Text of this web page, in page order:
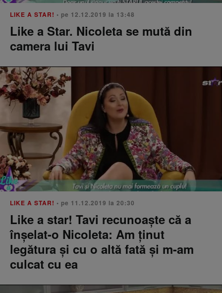
LIKE A STAR! • pe 12.12.2019 la 13:48
Like a Star. Nicoleta se mută din
camera lui Tavi
LIKE A STAR! • pe 11.12.2019 la 20:30
Like a star! Tavi recunoaște că a
înșelat-o Nicoleta: Am ținut
legătura și cu o altă fată și m-am
culcat cu ea